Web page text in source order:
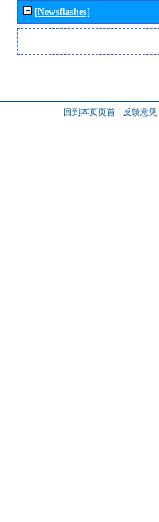
[Newsflashes]
回到本页页首 - 反馈意见